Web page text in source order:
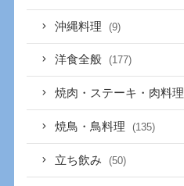
沖縄料理 (9)
洋食全般 (177)
焼肉・ステーキ・肉料理
焼鳥・鳥料理 (135)
立ち飲み (50)